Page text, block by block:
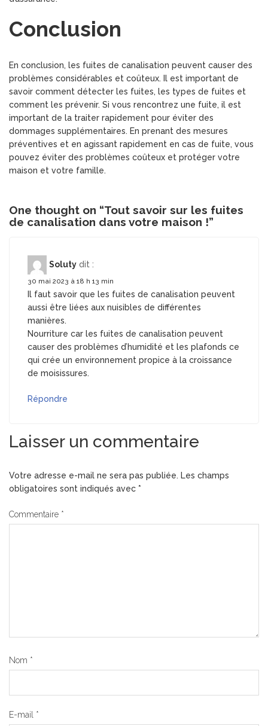
Conclusion
En conclusion, les fuites de canalisation peuvent causer des
problèmes considérables et coûteux. Il est important de
savoir comment détecter les fuites, les types de fuites et
comment les prévenir. Si vous rencontrez une fuite, il est
important de la traiter rapidement pour éviter des
dommages supplémentaires. En prenant des mesures
préventives et en agissant rapidement en cas de fuite, vous
pouvez éviter des problèmes coûteux et protéger votre
maison et votre famille.
One thought on “Tout savoir sur les fuites
de canalisation dans votre maison !”
Soluty dit :
30 mai 2023 à 18 h 13 min
Il faut savoir que les fuites de canalisation peuvent
aussi être liées aux nuisibles de différentes
manières.
Nourriture car les fuites de canalisation peuvent
causer des problèmes d’humidité et les plafonds ce
qui crée un environnement propice à la croissance
de moisissures.
Répondre
Laisser un commentaire
Votre adresse e-mail ne sera pas publiée. Les champs
obligatoires sont indiqués avec *
Commentaire *
Nom *
E-mail *